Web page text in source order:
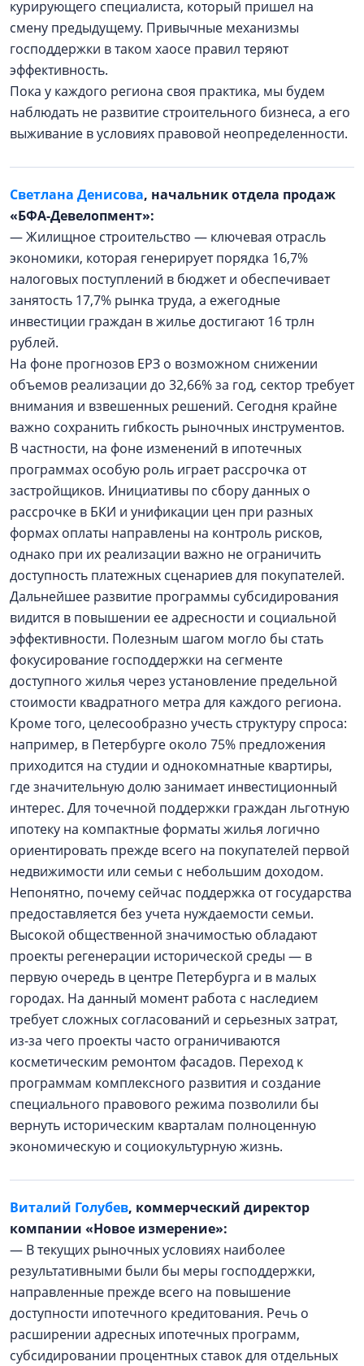
курирующего специалиста, который пришел на
смену предыдущему. Привычные механизмы
господдержки в таком хаосе правил теряют
эффективность.
Пока у каждого региона своя практика, мы будем
наблюдать не развитие строительного бизнеса, а его
выживание в условиях правовой неопределенности.
Светлана Денисова, начальник отдела продаж
«БФА-Девелопмент»:
— Жилищное строительство — ключевая отрасль
экономики, которая генерирует порядка 16,7%
налоговых поступлений в бюджет и обеспечивает
занятость 17,7% рынка труда, а ежегодные
инвестиции граждан в жилье достигают 16 трлн
рублей.
На фоне прогнозов ЕРЗ о возможном снижении
объемов реализации до 32,66% за год, сектор требует
внимания и взвешенных решений. Сегодня крайне
важно сохранить гибкость рыночных инструментов.
В частности, на фоне изменений в ипотечных
программах особую роль играет рассрочка от
застройщиков. Инициативы по сбору данных о
рассрочке в БКИ и унификации цен при разных
формах оплаты направлены на контроль рисков,
однако при их реализации важно не ограничить
доступность платежных сценариев для покупателей.
Дальнейшее развитие программы субсидирования
видится в повышении ее адресности и социальной
эффективности. Полезным шагом могло бы стать
фокусирование господдержки на сегменте
доступного жилья через установление предельной
стоимости квадратного метра для каждого региона.
Кроме того, целесообразно учесть структуру спроса:
например, в Петербурге около 75% предложения
приходится на студии и однокомнатные квартиры,
где значительную долю занимает инвестиционный
интерес. Для точечной поддержки граждан льготную
ипотеку на компактные форматы жилья логично
ориентировать прежде всего на покупателей первой
недвижимости или семьи с небольшим доходом.
Непонятно, почему сейчас поддержка от государства
предоставляется без учета нуждаемости семьи.
Высокой общественной значимостью обладают
проекты регенерации исторической среды — в
первую очередь в центре Петербурга и в малых
городах. На данный момент работа с наследием
требует сложных согласований и серьезных затрат,
из-за чего проекты часто ограничиваются
косметическим ремонтом фасадов. Переход к
программам комплексного развития и создание
специального правового режима позволили бы
вернуть историческим кварталам полноценную
экономическую и социокультурную жизнь.
Виталий Голубев, коммерческий директор
компании «Новое измерение»:
— В текущих рыночных условиях наиболее
результативными были бы меры господдержки,
направленные прежде всего на повышение
доступности ипотечного кредитования. Речь о
расширении адресных ипотечных программ,
субсидировании процентных ставок для отдельных